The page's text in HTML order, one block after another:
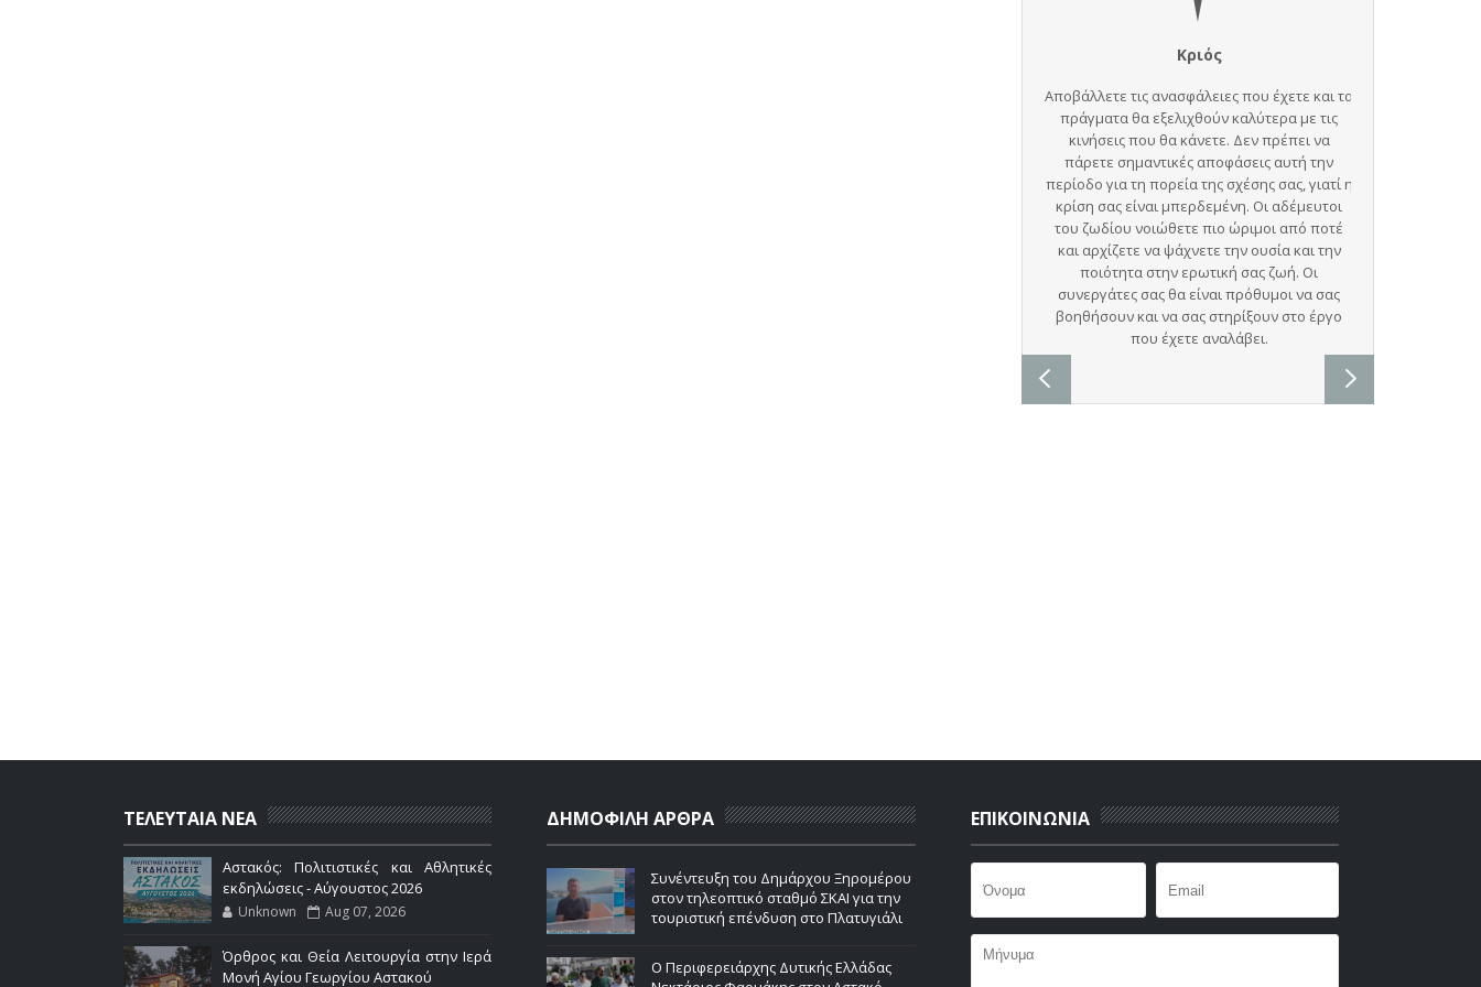
ΤΕΛΕΥΤΑΙΑ ΝΕΑ
Αστακός: Πολιτιστικές και Αθλητικές
εκδηλώσεις - Αύγουστος 2026
Unknown Aug 07, 2026
Όρθρος και Θεία Λειτουργία στην Ιερά
Μονή Αγίου Γεωργίου Αστακού
ΔΗΜΟΦΙΛΗ ΑΡΘΡΑ
Συνέντευξη του Δημάρχου Ξηρομέρου
στον τηλεοπτικό σταθμό ΣΚΑΙ για την
τουριστική επένδυση στο Πλατυγιάλι
Ο Περιφερειάρχης Δυτικής Ελλάδας
ΕΠΙΚΟΙΝΩΝΙΑ